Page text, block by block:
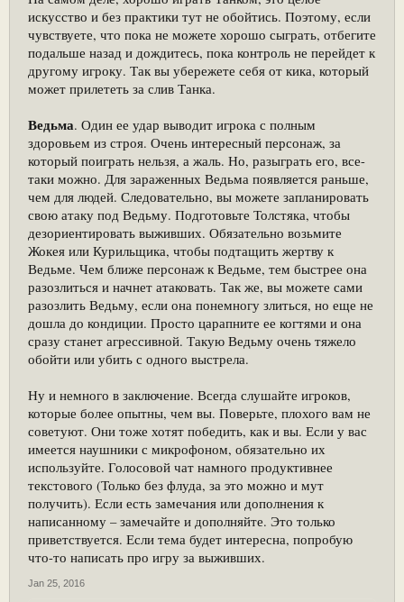
искусство и без практики тут не обойтись. Поэтому, если
чувствуете, что пока не можете хорошо сыграть, отбегите
подальше назад и дождитесь, пока контроль не перейдет к
другому игроку. Так вы убережете себя от кика, который
может прилететь за слив Танка.
Ведьма. Один ее удар выводит игрока с полным
здоровьем из строя. Очень интересный персонаж, за
который поиграть нельзя, а жаль. Но, разыграть его, все-
таки можно. Для зараженных Ведьма появляется раньше,
чем для людей. Следовательно, вы можете запланировать
свою атаку под Ведьму. Подготовьте Толстяка, чтобы
дезориентировать выживших. Обязательно возьмите
Жокея или Курильщика, чтобы подтащить жертву к
Ведьме. Чем ближе персонаж к Ведьме, тем быстрее она
разозлиться и начнет атаковать. Так же, вы можете сами
разозлить Ведьму, если она понемногу злиться, но еще не
дошла до кондиции. Просто царапните ее когтями и она
сразу станет агрессивной. Такую Ведьму очень тяжело
обойти или убить с одного выстрела.
Ну и немного в заключение. Всегда слушайте игроков,
которые более опытны, чем вы. Поверьте, плохого вам не
советуют. Они тоже хотят победить, как и вы. Если у вас
имеется наушники с микрофоном, обязательно их
используйте. Голосовой чат намного продуктивнее
текстового (Только без флуда, за это можно и мут
получить). Если есть замечания или дополнения к
написанному – замечайте и дополняйте. Это только
приветствуется. Если тема будет интересна, попробую
что-то написать про игру за выживших.
Jan 25, 2016